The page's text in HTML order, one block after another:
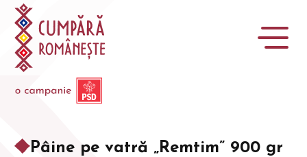
Pâine pe vatră „Remtim” 900 gr